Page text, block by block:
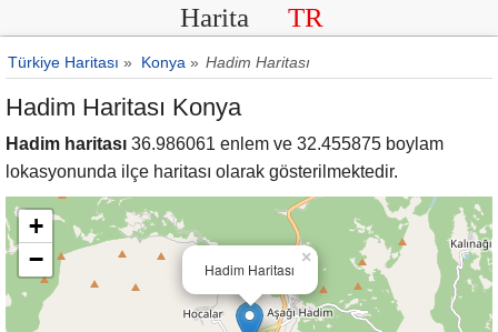
Harita TR
Türkiye Haritası » Konya » Hadim Haritası
Hadim Haritası Konya
Hadim haritası 36.986061 enlem ve 32.455875 boylam
lokasyonunda ilçe haritası olarak gösterilmektedir.
Hadim Haritası
×
+
−